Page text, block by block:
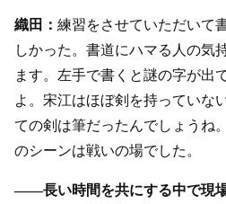
織田： 練習をさせていただいて
しかった。書道にハマる人の気
ます。左手で書くと謎の字が出
よ。宋江はほぼ剣を持っていな
ての剣は筆だったんでしょうね
のシーンは戦いの場でした。
――長い時間を共にする中で現